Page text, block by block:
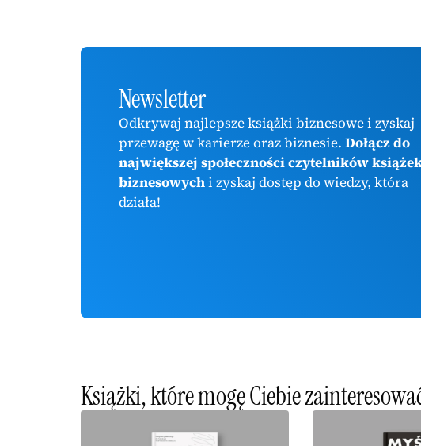
Newsletter
Odkrywaj najlepsze książki biznesowe i zyskaj
przewagę w karierze oraz biznesie. Dołącz do
największej społeczności czytelników
biznesowychi zyskaj dostęp do wiedzy, która
działa!
Książki, które mogę Ciebie